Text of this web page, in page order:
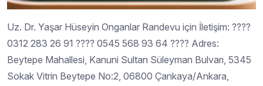
Uz. Dr. Yaşar Hüseyin Onganlar Randevu için İletişim: ????
0312 283 26 91 ???? 0545 568 93 64 ???? Adres:
Beytepe Mahallesi, Kanuni Sultan Süleyman Bulvarı, 5345
Sokak Vitrin Beytepe No:2, 06800 Çankaya/Ankara,